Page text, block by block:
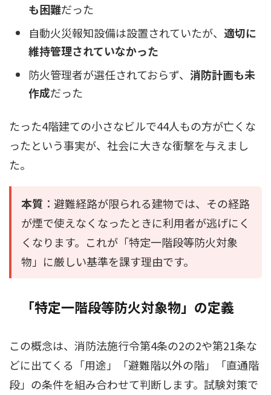
も困難だった
自動火災報知設備は設置されていたが、 適切に
維持管理されていなかった
防火管理者が選任されておらず、 消防計画も未
作成だった
たった4階建ての小さなビルで44人もの方が亡くな
ったという事実が、社会に大きな衝撃を与えまし
た。
本質 ：避難経路が限られる建物では、その経路
が煙で使えなくなったときに利用者が逃げにく
くなります。これが「特定一階段等防火対象
物」に厳しい基準を課す理由です。
「特定一階段等防火対象物」の定義
この概念は、消防法施行令第4条の2の2や第21条な
どに出てくる「用途」「避難階以外の階」「直通階
段」の条件を組み合わせて判断します。試験対策で